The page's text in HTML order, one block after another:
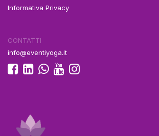
Informativa Privacy
CONTATTI
info@eventiyoga.it